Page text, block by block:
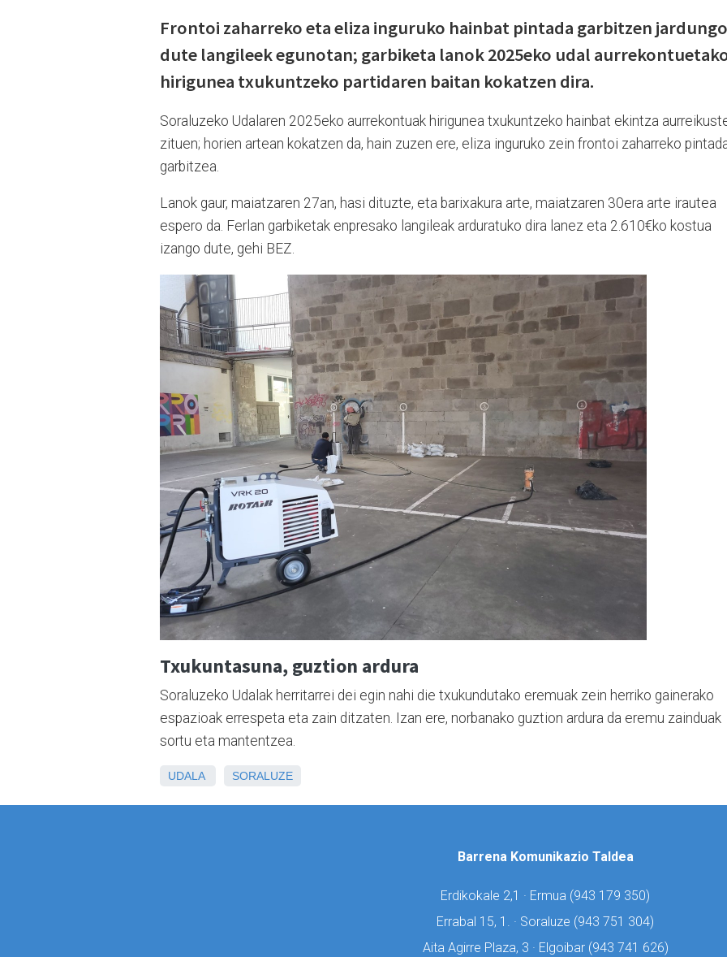
Frontoi zaharreko eta eliza inguruko hainbat pintada garbitzen jardungo
dute langileek egunotan; garbiketa lanok 2025eko udal
hirigunea txukuntzeko partidaren baitan kokatzen dira.
Soraluzeko Udalaren 2025eko aurrekontuak hirigunea txukuntzeko hainbat ekintza
zituen; horien artean kokatzen da, hain zuzen ere, eliza inguruko zein frontoi zaharreko
garbitzea.
Lanok gaur, maiatzaren 27an, hasi dituzte, eta barixakura arte, maiatzaren 30era arte irautea
espero da. Ferlan garbiketak enpresako langileak arduratuko dira lanez eta 2.610€ko kostua
izango dute, gehi BEZ.
Txukuntasuna, guztion ardura
Soraluzeko Udalak herritarrei dei egin nahi die txukundutako eremuak zein herriko gainerako
espazioak errespeta eta zain ditzaten. Izan ere, norbanako guztion ardura da eremu zainduak
sortu eta mantentzea.
UDALA SORALUZE
Barrena Komunikazio Taldea
Erdikokale 2,1 · Ermua (943 179 350)
Errabal 15, 1. · Soraluze (943 751 304)
Aita Agirre Plaza, 3 · Elgoibar (943 741 626)